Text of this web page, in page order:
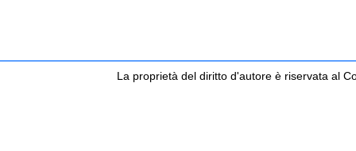
La proprietà del diritto d'autore è riservata al